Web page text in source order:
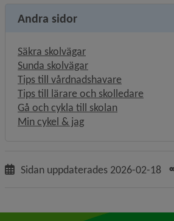
Andra sidor
Säkra skolvägar
Sunda skolvägar
Tips till vårdnadshavare
Tips till lärare och skolledare
Gå och cykla till skolan
Min cykel & jag
Sidan uppdaterades 2026-02-18